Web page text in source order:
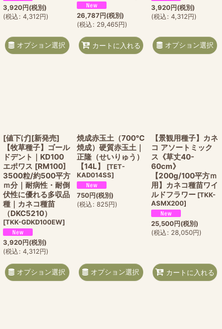
3,920円(税別)
(税込: 4,312円)
オプション選択
26,787円(税別)
(税込: 29,465円)
カートに入れる
3,920円(税別)
(税込: 4,312円)
オプション選択
[値下げ][新発売]
【牧草種子】ゴール
ドデント｜KD100
エポワス [RM100]
3500粒/約500平方
ｍ分｜耐病性・耐倒
伏性に優れる多収品
種｜カネコ種苗
（DKC5210）
[TKK-GDKD100EW]
3,920円(税別)
(税込: 4,312円)
オプション選択
焼成赤玉土（700℃
焼成）硬質赤玉土｜
正隆（せいりゅう）
【14L】
[TET-
KAD014SS]
750円(税別)
(税込: 825円)
オプション選択
【景観用種子】カネ
コ アソートミック
ス《草丈40-
60cm》
【200g/100平方ｍ
用】カネコ種苗ワイ
ルドフラワー [TKK-
ASMX200]
25,500円(税別)
(税込: 28,050円)
カートに入れる